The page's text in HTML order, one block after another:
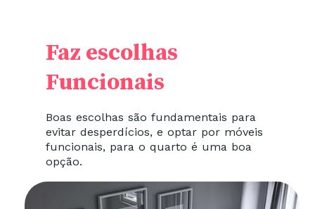
Boas escolhas são fundamentais para
evitar desperdícios, e optar por móveis
funcionais, para o quarto é uma boa
opção.
Faz escolhas
Funcionais